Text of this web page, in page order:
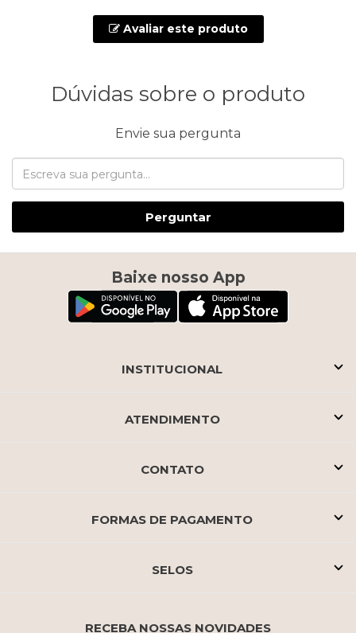
Avaliar este produto
Dúvidas sobre o produto
Envie sua pergunta
Perguntar
Baixe nosso App
INSTITUCIONAL
ATENDIMENTO
CONTATO
FORMAS DE PAGAMENTO
SELOS
RECEBA NOSSAS NOVIDADES